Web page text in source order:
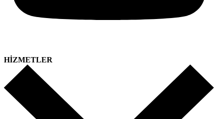
HİZMETLER